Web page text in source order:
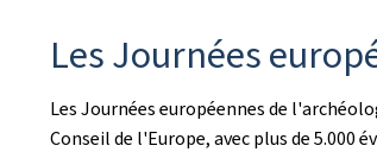
Les Journées
Les Journées européennes de
Conseil de l'Europe, avec plus de 5.000